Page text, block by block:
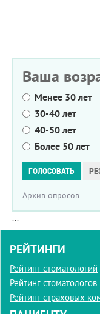
Ваша
Менее 30 лет
30-40 лет
40-50 лет
Более 50 лет
ГОЛОСОВАТЬ
Архив опросов
...
РЕЙТИНГИ
Рейтинг стоматологий
Рейтинг стоматологов
Рейтинг страховых